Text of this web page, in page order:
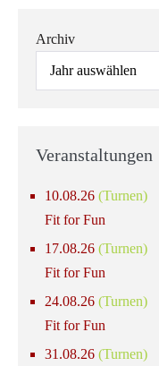
Archiv
Veranstaltungen
10.08.26 (Turnen)
Fit for Fun
17.08.26 (Turnen)
Fit for Fun
24.08.26 (Turnen)
Fit for Fun
31.08.26 (Turnen)